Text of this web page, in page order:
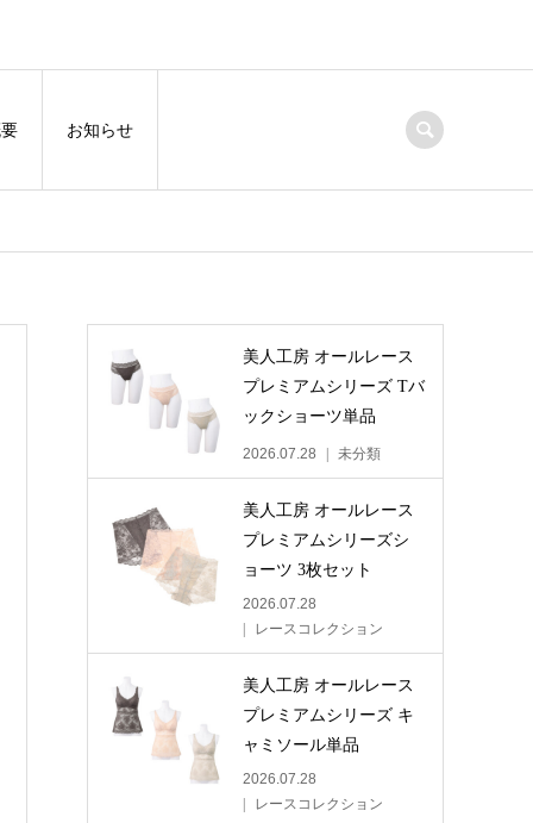
お知らせ
美人工房 オールレース
プレミアムシリーズ Tバ
ックショーツ単品
2026.07.28 未分類
美人工房 オールレース
プレミアムシリーズシ
ョーツ 3枚セット
2026.07.28
レースコレクション
美人工房 オールレース
プレミアムシリーズ キ
ャミソール単品
2026.07.28
レースコレクション